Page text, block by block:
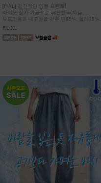
[F-XL] 감각적인 영문 프린트!
바이오 실키 가공으로 매끈한 터치감
부드러움과 내구성을 갖춘 면85%, 폴리15%
#NAK MADE.
F,L,XL